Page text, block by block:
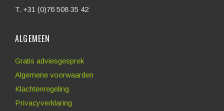
T. +31 (0)76 508 35 42
ALGEMEEN
Gratis adviesgesprek
Algemene voorwaarden
Klachtenregeling
Privacyverklaring